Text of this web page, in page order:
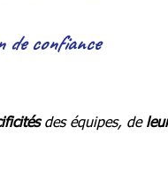
confiance
des équipes, de